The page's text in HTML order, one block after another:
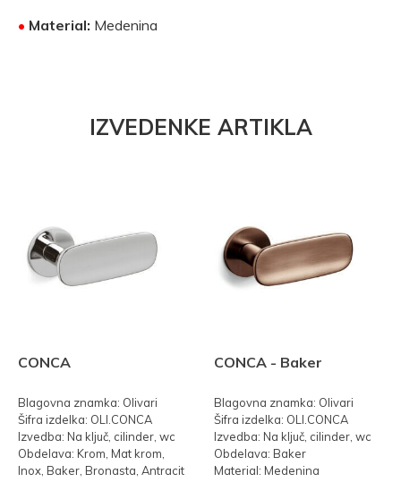
• Material: Medenina
IZVEDENKE ARTIKLA
CONCA
Blagovna znamka: Olivari
Šifra izdelka: OLI.CONCA
Izvedba: Na ključ, cilinder, wc
Obdelava: Krom, Mat krom,
Inox, Baker, Bronasta, Antracit
CONCA - Baker
Blagovna znamka: Olivari
Šifra izdelka: OLI.CONCA
Izvedba: Na ključ, cilinder, wc
Obdelava: Baker
Material: Medenina